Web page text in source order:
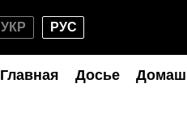
УКР РУС
Главная Досье